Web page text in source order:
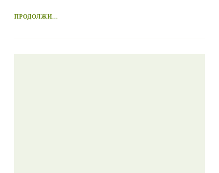
ПРОДОЛЖИ...